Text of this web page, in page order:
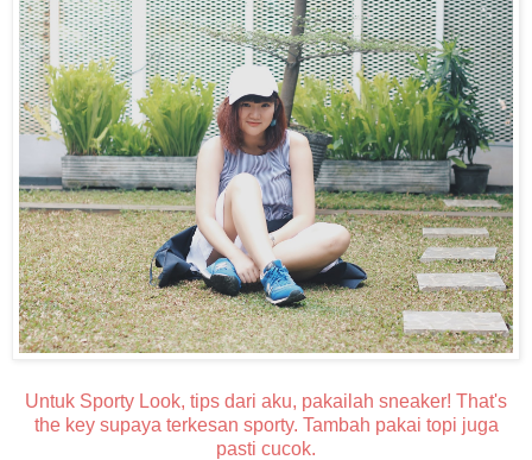
Untuk Sporty Look, tips dari aku, pakailah sneaker! That's
the key supaya terkesan sporty. Tambah pakai topi juga
pasti cucok.